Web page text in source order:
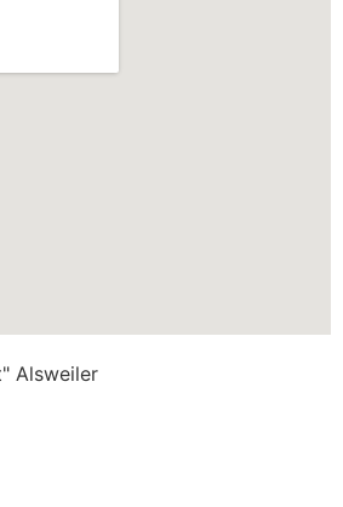
Alsweiler